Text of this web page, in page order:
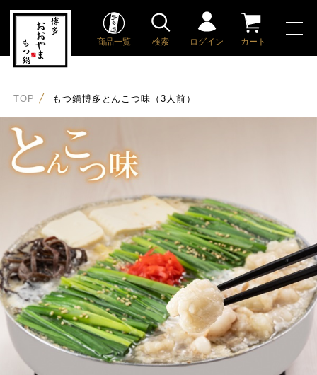
商品一覧 検索 ログイン カート
TOP もつ鍋博多とんこつ味（3人前）